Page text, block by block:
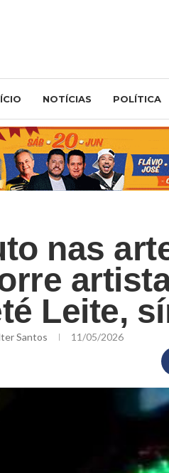
NOTÍCIAS POLÍTICA
nas
Leite,
Santos 11/05/2026